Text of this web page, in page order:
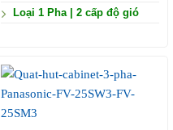
Loại 1 Pha | 2 cấp độ gió